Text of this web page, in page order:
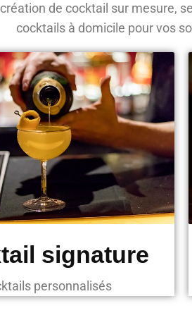
de cocktail sur mesure,
cocktails à domicile pour vos
signature
personnalisés